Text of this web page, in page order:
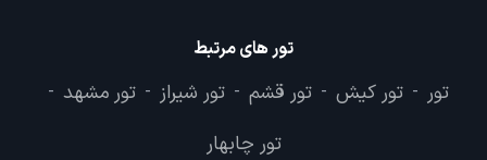
تور های مرتبط
تور - تور کیش - تور قشم - تور شیراز - تور مشهد -
تور چابهار